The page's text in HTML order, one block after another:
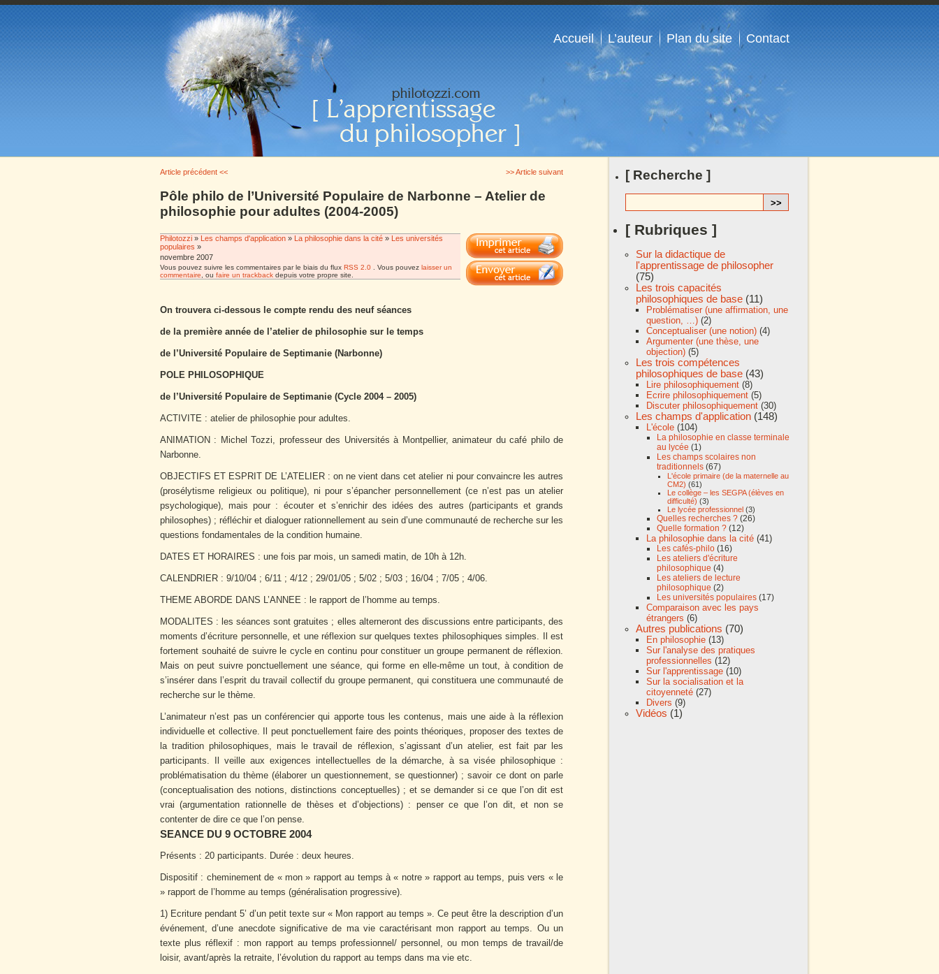
Article précédent << >> Article suivant
Pôle philo de l’Université Populaire de Narbonne – Atelier de
philosophie pour adultes (2004-2005)
Philotozzi » Les champs d'application » La philosophie dans la cité » Les universités
populaires »
novembre 2007
Vous pouvez suivre les commentaires par le biais du flux RSS 2.0 . Vous pouvez laisser un
commentaire , ou faire un trackback depuis votre propre site.
On trouvera ci-dessous le compte rendu des neuf séances
de la première année de l’atelier de philosophie sur le temps
de l’Université Populaire de Septimanie (Narbonne)
POLE PHILOSOPHIQUE
de l’Université Populaire de Septimanie (Cycle 2004 – 2005)
ACTIVITE : atelier de philosophie pour adultes.
ANIMATION : Michel Tozzi, professeur des Universités à Montpellier, animateur du café philo de
Narbonne.
OBJECTIFS ET ESPRIT DE L’ATELIER : on ne vient dans cet atelier ni pour convaincre les autres
(prosélytisme religieux ou politique), ni pour s’épancher personnellement (ce n’est pas un atelier
psychologique), mais pour : écouter et s’enrichir des idées des autres (participants et grands
philosophes) ; réfléchir et dialoguer rationnellement au sein d’une communauté de recherche sur les
questions fondamentales de la condition humaine.
DATES ET HORAIRES : une fois par mois, un samedi matin, de 10h à 12h.
CALENDRIER : 9/10/04 ; 6/11 ; 4/12 ; 29/01/05 ; 5/02 ; 5/03 ; 16/04 ; 7/05 ; 4/06.
THEME ABORDE DANS L’ANNEE : le rapport de l’homme au temps.
MODALITES : les séances sont gratuites ; elles alterneront des discussions entre participants, des
moments d’écriture personnelle, et une réflexion sur quelques textes philosophiques simples. Il est
fortement souhaité de suivre le cycle en continu pour constituer un groupe permanent de réflexion.
Mais on peut suivre ponctuellement une séance, qui forme en elle-même un tout, à condition de
s’insérer dans l’esprit du travail collectif du groupe permanent, qui constituera une communauté de
recherche sur le thème.
L’animateur n’est pas un conférencier qui apporte tous les contenus, mais une aide à la réflexion
individuelle et collective. Il peut ponctuellement faire des points théoriques, proposer des textes de
la tradition philosophiques, mais le travail de réflexion, s’agissant d’un atelier, est fait par les
participants. Il veille aux exigences intellectuelles de la démarche, à sa visée philosophique :
problématisation du thème (élaborer un questionnement, se questionner) ; savoir ce dont on parle
(conceptualisation des notions, distinctions conceptuelles) ; et se demander si ce que l’on dit est
vrai (argumentation rationnelle de thèses et d’objections) : penser ce que l’on dit, et non se
contenter de dire ce que l’on pense.
SEANCE DU 9 OCTOBRE 2004
Présents : 20 participants. Durée : deux heures.
Dispositif : cheminement de « mon » rapport au temps à « notre » rapport au temps, puis vers « le
» rapport de l’homme au temps (généralisation progressive).
1) Ecriture pendant 5’ d’un petit texte sur « Mon rapport au temps ». Ce peut être la description d’un
événement, d’une anecdote significative de ma vie caractérisant mon rapport au temps. Ou un
texte plus réflexif : mon rapport au temps professionnel/ personnel, ou mon temps de travail/de
loisir, avant/après la retraite, l’évolution du rapport au temps dans ma vie etc.
[ Recherche ]
Accueil L’auteur Plan du site Contact
[ Rubriques ]
Sur la didactique de
l'apprentissage de philosopher
(75)
Les trois capacités
philosophiques de base (11)
Problématiser (une affirmation, une
question, …) (2)
Conceptualiser (une notion) (4)
Argumenter (une thèse, une
objection) (5)
Les trois compétences
philosophiques de base (43)
Lire philosophiquement (8)
Ecrire philosophiquement (5)
Discuter philosophiquement (30)
Les champs d'application (148)
L'école (104)
La philosophie en classe terminale
au lycée (1)
Les champs scolaires non
traditionnels (67)
L'école primaire (de la maternelle au
CM2) (61)
Le collège – les SEGPA (élèves en
difficulté) (3)
Le lycée professionnel (3)
Quelles recherches ? (26)
Quelle formation ? (12)
La philosophie dans la cité (41)
Les cafés-philo (16)
Les ateliers d'écriture
philosophique (4)
Les ateliers de lecture
philosophique (2)
Les universités populaires (17)
Comparaison avec les pays
étrangers (6)
Autres publications (70)
En philosophie (13)
Sur l'analyse des pratiques
professionnelles (12)
Sur l'apprentissage (10)
Sur la socialisation et la
citoyenneté (27)
Divers (9)
Vidéos (1)